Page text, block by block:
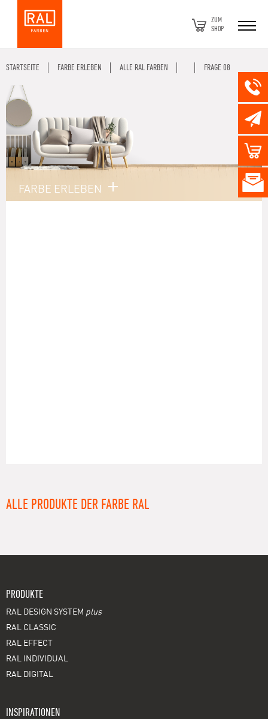
ZUM
SHOP
STARTSEITE FARBE ERLEBEN ALLE RAL FARBEN FRAGE 08
FARBE ERLEBEN
ALLE PRODUKTE DER FARBE RAL
PRODUKTE
RAL DESIGN SYSTEM plus
RAL CLASSIC
RAL EFFECT
RAL INDIVIDUAL
RAL DIGITAL
INSPIRATIONEN